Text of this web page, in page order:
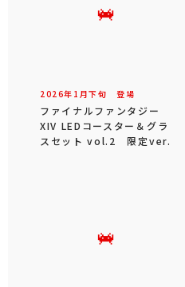
2026年 1 月下旬 登場
ファイナルファンタジー
XIV LEDコースター＆グラ
スセット vol.2 限定ver.